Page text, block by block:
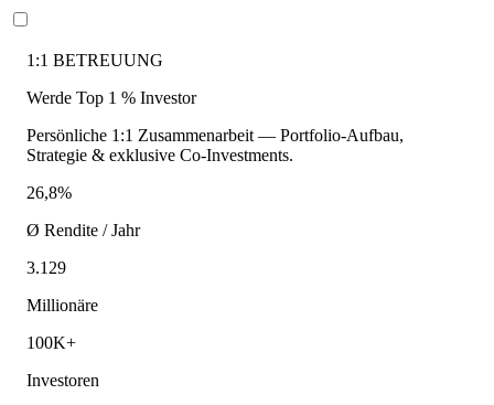
1:1 BETREUUNG
Werde Top 1 % Investor
Persönliche 1:1 Zusammenarbeit — Portfolio-Aufbau,
Strategie & exklusive Co-Investments.
26,8%
Ø Rendite / Jahr
3.129
Millionäre
100K+
Investoren